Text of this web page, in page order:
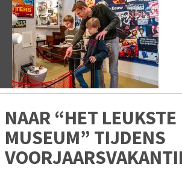
Vorige
NAAR “HET LEUKSTE
MUSEUM” TIJDENS